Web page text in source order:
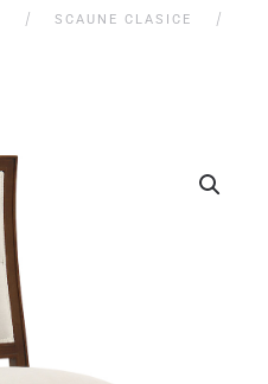
SCAUNE CLASICE